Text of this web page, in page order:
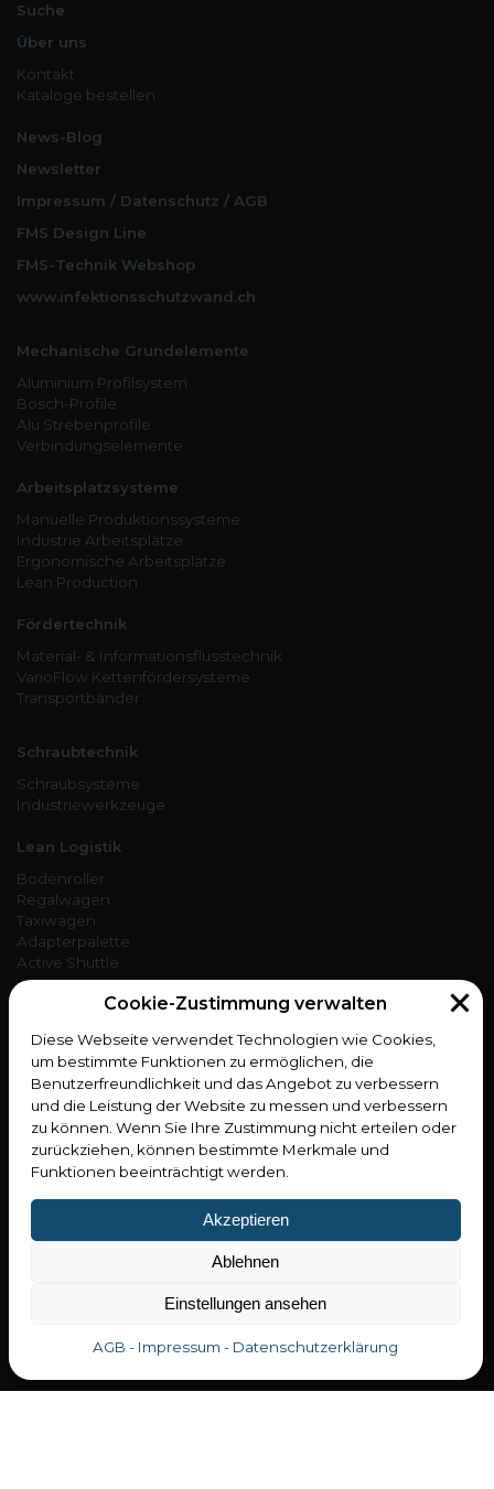
Suche
Über uns
Kontakt
Kataloge bestellen
News-Blog
Newsletter
Impressum / Datenschutz / AGB
FMS Design Line
FMS-Technik Webshop
www.infektionsschutzwand.ch
Mechanische Grundelemente
Aluminium Profilsystem
Bosch-Profile
Alu Strebenprofile
Verbindungselemente
Arbeitsplatzsysteme
Manuelle Produktionssysteme
Industrie Arbeitsplätze
Ergonomische Arbeitsplätze
Lean Production
Fördertechnik
Material- & Informationsflusstechnik
VarioFlow Kettenfördersysteme
Transportbänder
Schraubtechnik
Schraubsysteme
Industriewerkzeuge
Lean Logistik
Bodenroller
Regalwagen
Taxiwagen
Adapterpalette
Active Shuttle
Industrie 4.0
ActiveCockpit
ActiveAssist
ActiveMover
ActiveShuttle
Lean Workshop
LeanManagement
Engineering
Cookie-Zustimmung verwalten
Diese Webseite verwendet Technologien wie Cookies,
um bestimmte Funktionen zu ermöglichen, die
Benutzerfreundlichkeit und das Angebot zu verbessern
und die Leistung der Website zu messen und verbessern
zu können. Wenn Sie Ihre Zustimmung nicht erteilen oder
zurückziehen, können bestimmte Merkmale und
Funktionen beeinträchtigt werden.
Akzeptieren
Ablehnen
Einstellungen ansehen
AGB - Impressum - Datenschutzerklärung